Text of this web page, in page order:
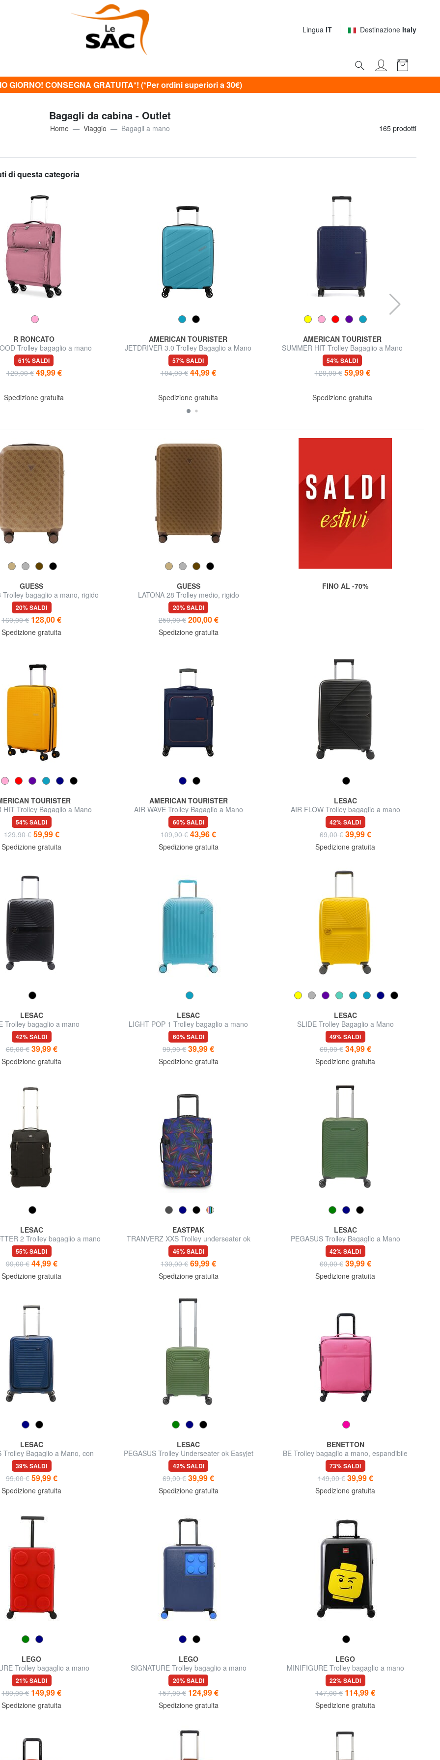
Lingua IT Destinazione Italy
GIORNO! CONSEGNA GRATUITA*! (*Per ordini superiori a 30€)
Bagagli da cabina - Outlet
Home Viaggio Bagagli a mano 165 prodotti
di questa categoria
R RONCATO
Trolley bagaglio a mano
61% SALDI
129,00 € 49,99 €
Spedizione gratuita
AMERICAN TOURISTER
JETDRIVER 3.0 Trolley Bagaglio a Mano
57% SALDI
104,90 € 44,99 €
Spedizione gratuita
AMERICAN TOURISTER
SUMMER HIT Trolley Bagaglio a Mano
54% SALDI
129,90 € 59,99 €
Spedizione gratuita
GUESS
Trolley bagaglio a mano, rigido
20% SALDI
160,00 € 128,00 €
Spedizione gratuita
GUESS
LATONA 28 Trolley medio, rigido
20% SALDI
250,00 € 200,00 €
Spedizione gratuita
FINO AL -70%
TOURISTER
HIT Trolley Bagaglio a Mano
54% SALDI
129,90 € 59,99 €
Spedizione gratuita
AMERICAN TOURISTER
AIR WAVE Trolley Bagaglio a Mano
60% SALDI
109,90 € 43,96 €
Spedizione gratuita
LESAC
AIR FLOW Trolley bagaglio a mano
42% SALDI
69,00 € 39,99 €
Spedizione gratuita
LESAC
Trolley bagaglio a mano
ultraresistente
42% SALDI
69,00 € 39,99 €
Spedizione gratuita
LESAC
LIGHT POP 1 Trolley bagaglio a mano
60% SALDI
99,90 € 39,99 €
Spedizione gratuita
LESAC
SLIDE Trolley Bagaglio a Mano
49% SALDI
69,00 € 34,99 €
Spedizione gratuita
LESAC
2 Trolley bagaglio a mano
55% SALDI
99,00 € 44,99 €
Spedizione gratuita
EASTPAK
TRANVERZ XXS Trolley underseater ok
easyJet
46% SALDI
130,00 € 69,99 €
Spedizione gratuita
LESAC
PEGASUS Trolley Bagaglio a Mano
42% SALDI
69,00 € 39,99 €
Spedizione gratuita
LESAC
Trolley Bagaglio a Mano, con
porta PC
39% SALDI
99,00 € 59,99 €
Spedizione gratuita
LESAC
PEGASUS Trolley Underseater ok Easyjet
42% SALDI
69,00 € 39,99 €
Spedizione gratuita
BENETTON
BE Trolley bagaglio a mano, espandibile
73% SALDI
149,00 € 39,99 €
Spedizione gratuita
LEGO
Trolley bagaglio a mano
21% SALDI
189,00 € 149,99 €
Spedizione gratuita
LEGO
SIGNATURE Trolley bagaglio a mano
20% SALDI
157,00 € 124,99 €
Spedizione gratuita
LEGO
MINIFIGURE Trolley bagaglio a mano
22% SALDI
147,00 € 114,99 €
Spedizione gratuita